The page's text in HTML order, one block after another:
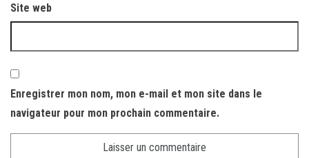
Site web
Enregistrer mon nom, mon e-mail et mon site dans le
navigateur pour mon prochain commentaire.